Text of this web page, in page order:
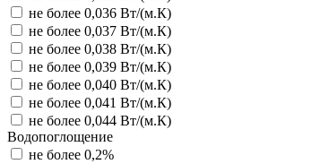
не более 0,036 Вт/(м.К)
не более 0,037 Вт/(м.К)
не более 0,038 Вт/(м.К)
не более 0,039 Вт/(м.К)
не более 0,040 Вт/(м.К)
не более 0,041 Вт/(м.К)
не более 0,044 Вт/(м.К)
Водопоглощение
не более 0,2%